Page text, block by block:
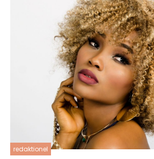
redaktionel